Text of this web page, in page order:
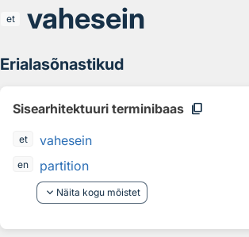
et vahesein
Erialasõnastikud
Sisearhitektuuri terminibaas content_copy
et vahesein
en
partition
keyboard_arrow_down Näita kogu mõistet